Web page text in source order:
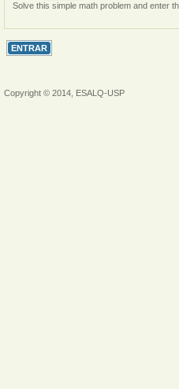
Solve this simple math problem and enter
Copyright © 2014, ESALQ-USP